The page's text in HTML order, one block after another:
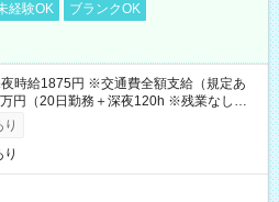
経験OK
ブランクOK
時給1875円 ※交通費全額支給（規定あ
円（20日勤務＋深夜120h ※残業なしの場